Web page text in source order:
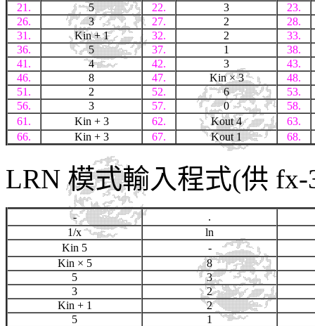
21.
5 22. 3
23.
26.
3 27. 2
28.
31.
Kin + 1 32. 2
33.
36.
5 37. 1
38.
41.
4 42. 3
43.
46.
8 47. Kin× 3
48.
51.
2 52. 6
53.
56.
3 57. 0
58.
61.
Kin + 3 62. Kout 4
63.
66.
Kin + 3 67. Kout 1 68.
LRN 模式輸入程式(供
-
.
1/x
ln
Kin 5
-
Kin × 5
8
5
3
3
2
Kin + 1
2
5
1